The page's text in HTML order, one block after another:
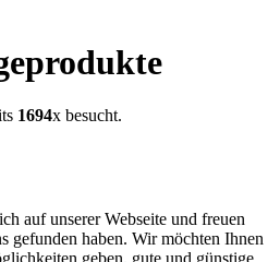
1694x besucht.
auf unserer Webseite und freuen
gefunden haben. Wir möchten Ihnen